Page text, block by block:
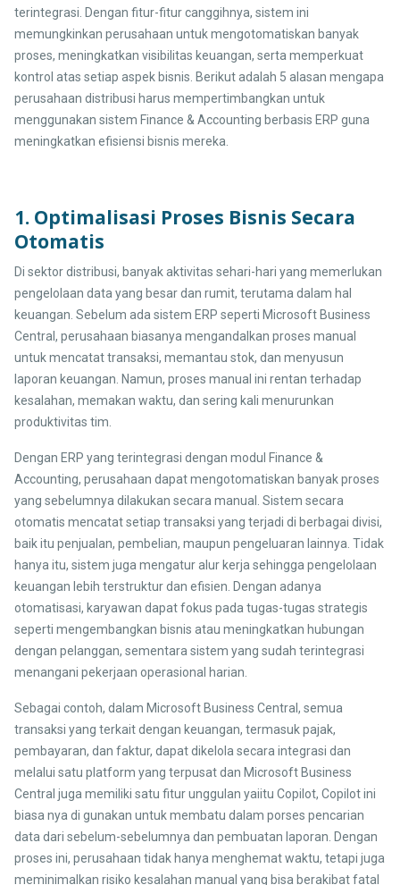
terintegrasi. Dengan fitur-fitur canggihnya, sistem ini
memungkinkan perusahaan untuk mengotomatiskan banyak
proses, meningkatkan visibilitas keuangan, serta memperkuat
kontrol atas setiap aspek bisnis. Berikut adalah 5 alasan mengapa
perusahaan distribusi harus mempertimbangkan untuk
menggunakan sistem Finance & Accounting berbasis ERP guna
meningkatkan efisiensi bisnis mereka.
1. Optimalisasi Proses Bisnis Secara
Otomatis
Di sektor distribusi, banyak aktivitas sehari-hari yang memerlukan
pengelolaan data yang besar dan rumit, terutama dalam hal
keuangan. Sebelum ada sistem ERP seperti Microsoft Business
Central, perusahaan biasanya mengandalkan proses manual
untuk mencatat transaksi, memantau stok, dan menyusun
laporan keuangan. Namun, proses manual ini rentan terhadap
kesalahan, memakan waktu, dan sering kali menurunkan
produktivitas tim.
Dengan ERP yang terintegrasi dengan modul Finance &
Accounting, perusahaan dapat mengotomatiskan banyak proses
yang sebelumnya dilakukan secara manual. Sistem secara
otomatis mencatat setiap transaksi yang terjadi di berbagai divisi,
baik itu penjualan, pembelian, maupun pengeluaran lainnya. Tidak
hanya itu, sistem juga mengatur alur kerja sehingga pengelolaan
keuangan lebih terstruktur dan efisien. Dengan adanya
otomatisasi, karyawan dapat fokus pada tugas-tugas strategis
seperti mengembangkan bisnis atau meningkatkan hubungan
dengan pelanggan, sementara sistem yang sudah terintegrasi
menangani pekerjaan operasional harian.
Sebagai contoh, dalam Microsoft Business Central, semua
transaksi yang terkait dengan keuangan, termasuk pajak,
pembayaran, dan faktur, dapat dikelola secara integrasi dan
melalui satu platform yang terpusat dan Microsoft Business
Central juga memiliki satu fitur unggulan yaiitu Copilot, Copilot ini
biasa nya di gunakan untuk membatu dalam porses pencarian
data dari sebelum-sebelumnya dan pembuatan laporan. Dengan
proses ini, perusahaan tidak hanya menghemat waktu, tetapi juga
meminimalkan risiko kesalahan manual yang bisa berakibat fatal